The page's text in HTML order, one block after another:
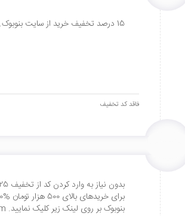
15 درصد تخفیف خرید از سایت بنوبوک. خرید بالای 500 هزار تومان ارسال رایگان دارد.
فاقد کد تخفیف
بنوبوک بر روی لینک زیر کلیک نمایید. https://www.bennubook.com/